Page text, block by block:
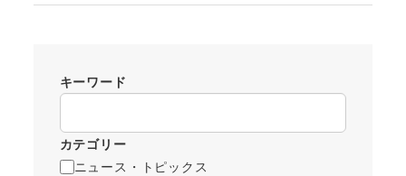
キーワード
カテゴリー
ニュース・トピックス